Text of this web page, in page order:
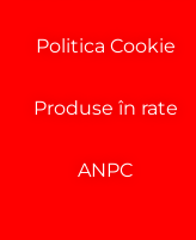
Politica Cookie
Produse în rate
ANPC